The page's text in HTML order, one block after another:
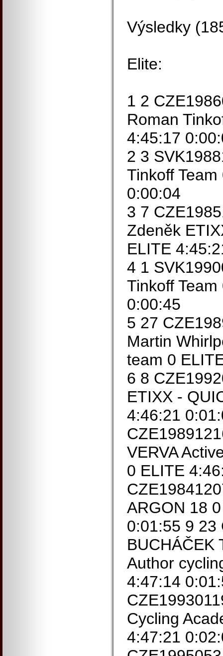
Výsledky
Elite:
1 2
Roman
4:45:17
2 3
Tinkoff
0:00:04
3 7
Zdeněk
ELITE
4 1
Tinkoff
0:00:45
5 27
Martin
team 0
6 8
ETIXX -
4:46:21
VERVA
0 ELITE
ARGON 18
0:01:55 9 23
BUCHÁČEK
Author
4:47:14
Cycling
4:47:21